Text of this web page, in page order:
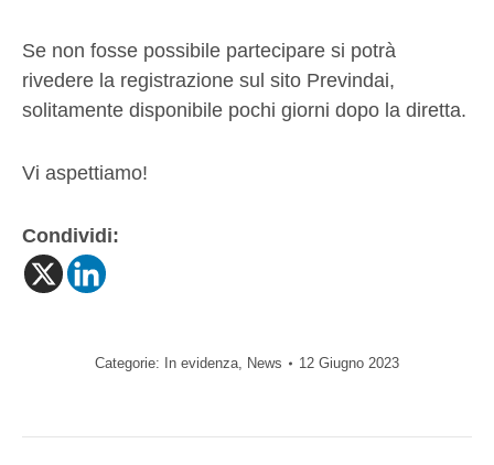
Se non fosse possibile partecipare si potrà
rivedere la registrazione sul sito Previndai,
solitamente disponibile pochi giorni dopo la diretta.
Vi aspettiamo!
Condividi:
Categorie: In evidenza, News 12 Giugno 2023